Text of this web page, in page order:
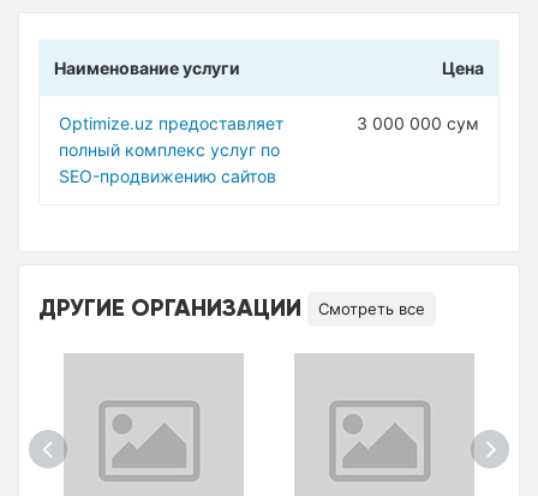
Наименование услуги Цена
Optimize.uz предоставляет
полный комплекс услуг по
SEO-продвижению сайтов
3 000 000 сум
ДРУГИЕ ОРГАНИЗАЦИИ Смотреть все